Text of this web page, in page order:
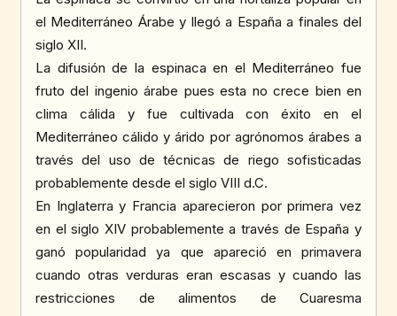
el Mediterráneo Árabe y llegó a España a finales del
siglo XII.
La difusión de la espinaca en el Mediterráneo fue
fruto del ingenio árabe pues esta no crece bien en
clima cálida y fue cultivada con éxito en el
Mediterráneo cálido y árido por agrónomos árabes a
través del uso de técnicas de riego sofisticadas
probablemente desde el siglo VIII d.C.
En Inglaterra y Francia aparecieron por primera vez
en el siglo XIV probablemente a través de España y
ganó popularidad ya que apareció en primavera
cuando otras verduras eran escasas y cuando las
restricciones de alimentos de Cuaresma